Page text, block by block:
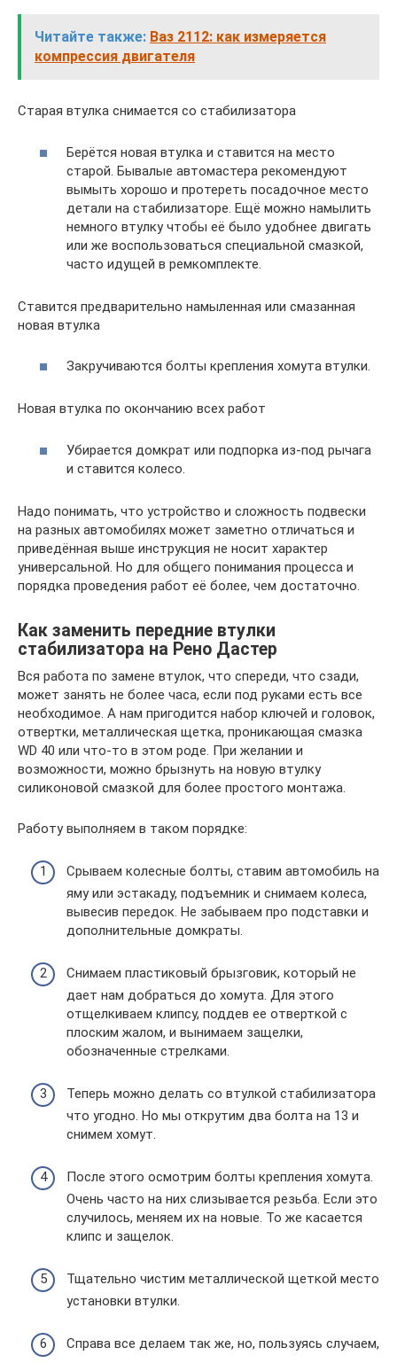
Читайте также: Ваз 2112: как измеряется
компрессия двигателя
Старая втулка снимается со стабилизатора
Берётся новая втулка и ставится на место
старой. Бывалые автомастера рекомендуют
вымыть хорошо и протереть посадочное место
детали на стабилизаторе. Ещё можно намылить
немного втулку чтобы её было удобнее двигать
или же воспользоваться специальной смазкой,
часто идущей в ремкомплекте.
Ставится предварительно намыленная или смазанная
новая втулка
Закручиваются болты крепления хомута втулки.
Новая втулка по окончанию всех работ
Убирается домкрат или подпорка из-под рычага
и ставится колесо.
Надо понимать, что устройство и сложность подвески
на разных автомобилях может заметно отличаться и
приведённая выше инструкция не носит характер
универсальной. Но для общего понимания процесса и
порядка проведения работ её более, чем достаточно.
Как заменить передние втулки
стабилизатора на Рено Дастер
Вся работа по замене втулок, что спереди, что сзади,
может занять не более часа, если под руками есть все
необходимое. А нам пригодится набор ключей и головок,
отвертки, металлическая щетка, проникающая смазка
WD 40 или что-то в этом роде. При желании и
возможности, можно брызнуть на новую втулку
силиконовой смазкой для более простого монтажа.
Работу выполняем в таком порядке:
Срываем колесные болты, ставим автомобиль на
яму или эстакаду, подъемник и снимаем колеса,
вывесив передок. Не забываем про подставки и
дополнительные домкраты.
Снимаем пластиковый брызговик, который не
дает нам добраться до хомута. Для этого
отщелкиваем клипсу, поддев ее отверткой с
плоским жалом, и вынимаем защелки,
обозначенные стрелками.
Теперь можно делать со втулкой стабилизатора
что угодно. Но мы открутим два болта на 13 и
снимем хомут.
После этого осмотрим болты крепления хомута.
Очень часто на них слизывается резьба. Если это
случилось, меняем их на новые. То же касается
клипс и защелок.
Тщательно чистим металлической щеткой место
установки втулки.
Справа все делаем так же, но, пользуясь случаем,